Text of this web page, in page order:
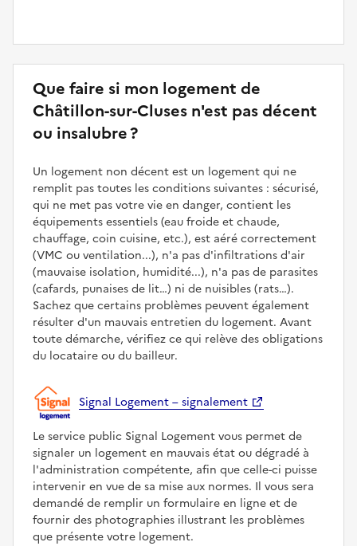
Que faire si mon logement de
Châtillon-sur-Cluses n'est pas décent
ou insalubre ?
Un logement non décent est un logement qui ne
remplit pas toutes les conditions suivantes : sécurisé,
qui ne met pas votre vie en danger, contient les
équipements essentiels (eau froide et chaude,
chauffage, coin cuisine, etc.), est aéré correctement
(VMC ou ventilation...), n'a pas d'infiltrations d'air
(mauvaise isolation, humidité...), n'a pas de parasites
(cafards, punaises de lit…) ni de nuisibles (rats…).
Sachez que certains problèmes peuvent également
résulter d'un mauvais entretien du logement. Avant
toute démarche, vérifiez ce qui relève des obligations
du locataire ou du bailleur.
Signal Logement – signalement
Le service public Signal Logement vous permet de
signaler un logement en mauvais état ou dégradé à
l'administration compétente, afin que celle-ci puisse
intervenir en vue de sa mise aux normes. Il vous sera
demandé de remplir un formulaire en ligne et de
fournir des photographies illustrant les problèmes
que présente votre logement.